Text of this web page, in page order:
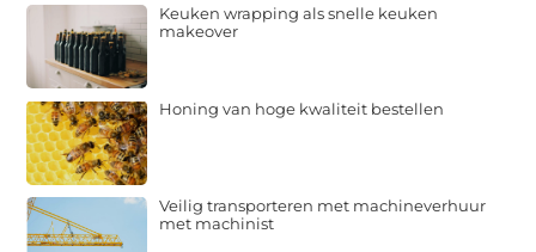
Keuken wrapping als snelle keuken
makeover
Honing van hoge kwaliteit bestellen
Veilig transporteren met machineverhuur
met machinist